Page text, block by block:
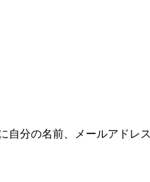
自分の名前、メールアドレ